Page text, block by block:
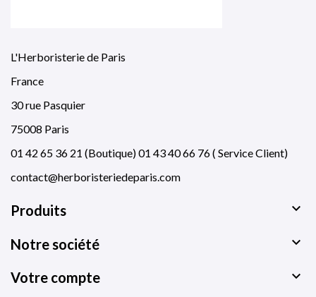
L'Herboristerie de Paris
France
30 rue Pasquier
75008 Paris
01 42 65 36 21 (Boutique) 01 43 40 66 76 ( Service Client)
contact@herboristeriedeparis.com
Produits 
Notre société 
Votre compte 